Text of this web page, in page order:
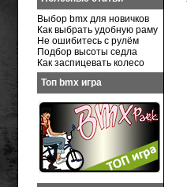
Выбор bmx для новичков
Как выбрать удобную раму
Не ошибитесь с рулём
Подбор высоты седла
Как заспицевать колесо
Топ bmx игра